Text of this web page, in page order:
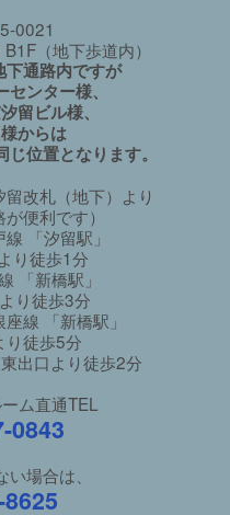
0021
（地下歩道内）
通路内ですが
ンター様、
留ビル様、
からは
位置となります。
改札（地下）より
便利です）
「汐留駅」
り徒歩1分
「新橋駅」
り徒歩3分
線 「新橋駅」
り徒歩5分
出口より徒歩2分
ム直通TEL
0843
場合は、